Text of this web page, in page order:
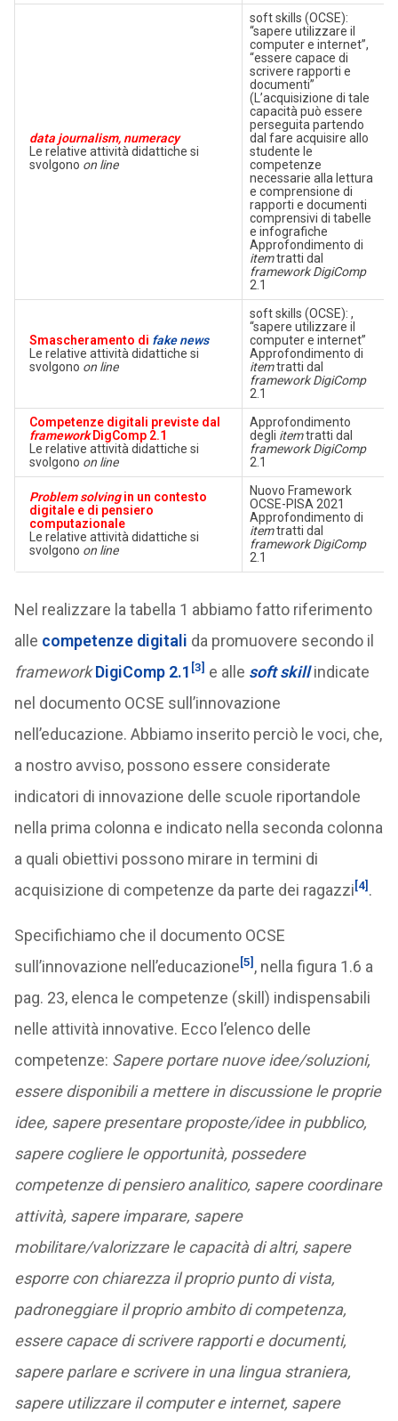
data journalism, numeracy
Le relative attività didattiche si
svolgono on line
soft skills (OCSE):
“sapere utilizzare il
computer e internet”,
“essere capace di
scrivere rapporti e
documenti”
(L’acquisizione di tale
capacità può essere
perseguita partendo
dal fare acquisire allo
studente le
competenze
necessarie alla lettura
e comprensione di
rapporti e documenti
comprensivi di tabelle
e infografiche
Approfondimento di
itemtratti dal
framework DigiComp
2.1
Smascheramento di fake news
Le relative attività didattiche si
svolgono on line
soft skills (OCSE): ,
“sapere utilizzare il
computer e internet”
Approfondimento di
itemtratti dal
framework DigiComp
2.1
Competenze digitali previste dal
frameworkDigComp 2.1
Le relative attività didattiche si
svolgono on line
Approfondimento
degli itemtratti dal
framework DigiComp
2.1
Problem solvingin un contesto
digitale e di pensiero
computazionale
Le relative attività didattiche si
svolgono on line
Nuovo Framework
OCSE-PISA 2021
Approfondimento di
itemtratti dal
framework DigiComp
2.1
Nel realizzare la tabella 1 abbiamo fatto riferimento
alle competenze digitali da promuovere secondo il
framework DigiComp 2.1 [3] e alle soft skill indicate
nel documento OCSE sull’innovazione
nell’educazione. Abbiamo inserito perciò le voci, che,
a nostro avviso, possono essere considerate
indicatori di innovazione delle scuole riportandole
nella prima colonna e indicato nella seconda colonna
a quali obiettivi possono mirare in termini di
acquisizione di competenze da parte dei ragazzi[4] .
Specifichiamo che il documento OCSE
sull’innovazione nell’educazione[5] , nella figura 1.6 a
pag. 23, elenca le competenze (skill) indispensabili
nelle attività innovative. Ecco l’elenco delle
competenze: Sapere portare nuove idee/soluzioni,
essere disponibili a mettere in discussione le proprie
idee, sapere presentare proposte/idee in pubblico,
sapere cogliere le opportunità, possedere
competenze di pensiero analitico, sapere coordinare
attività, sapere imparare, sapere
mobilitare/valorizzare le capacità di altri, sapere
esporre con chiarezza il proprio punto di vista,
padroneggiare il proprio ambito di competenza,
essere capace di scrivere rapporti e documenti,
sapere parlare e scrivere in una lingua straniera,
sapere utilizzare il computer e internet, sapere